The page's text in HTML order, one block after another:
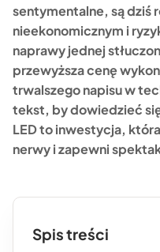
sentymentalne, są dziś
nieekonomicznym i
naprawy jednej
przewyższa cenę
trwalszego napisu w
tekst, by dowiedzieć
LED to inwestycja,
nerwy i zapewni
Spis treści